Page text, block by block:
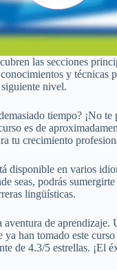
las secciones
y técnicas
nivel.
tiempo? ¡No te
es de
tu crecimiento
disponible en varios
seas, podrás
lingüísticas.
aventura de aprendizaje.
ya han tomado este
de 4.3/5 estrellas. ¡El